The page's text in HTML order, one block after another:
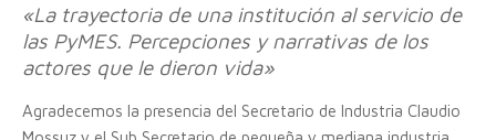
«La trayectoria de una institución al servicio de
las PyMES. Percepciones y narrativas de los
actores que le dieron vida»
Agradecemos la presencia del Secretario de Industria Claudio